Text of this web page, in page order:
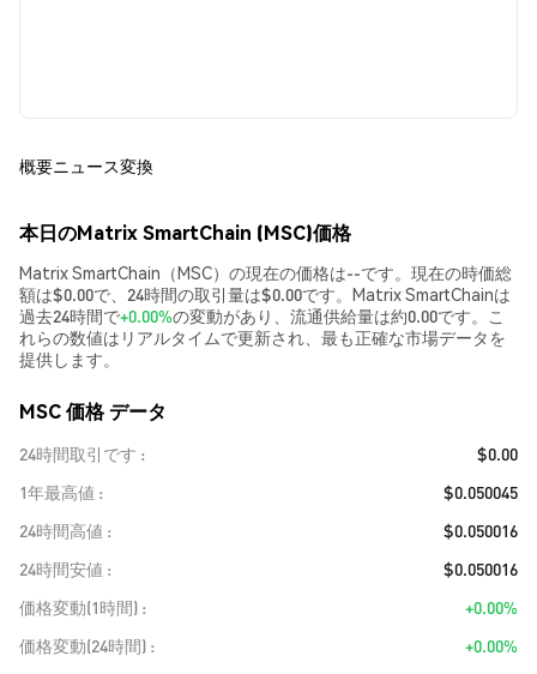
概要ニュース変換
本日のMatrix SmartChain (MSC)価格
Matrix SmartChain（MSC）の現在の価格は--です。現在の時価総
額は$0.00で、24時間の取引量は$0.00です。Matrix SmartChainは
過去24時間で+0.00%の変動があり、流通供給量は約0.00です。こ
れらの数値はリアルタイムで更新され、最も正確な市場データを
提供します。
MSC 価格 データ
24時間取引です
$0.00
1年最高値
$0.050045
24時間高値
$0.050016
24時間安値
$0.050016
価格変動(1時間)
+0.00%
価格変動(24時間)
+0.00%